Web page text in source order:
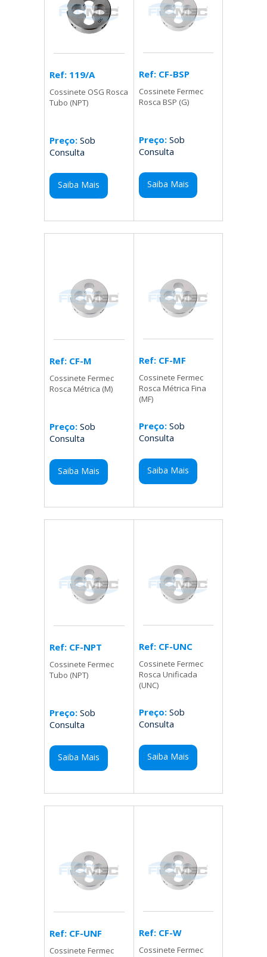
Ref: 119/A
Cossinete OSG Rosca
Tubo (NPT)
Preço: Sob
Consulta
Saiba Mais
Ref: CF-BSP
Cossinete Fermec
Rosca BSP (G)
Preço:Sob
Consulta
Saiba Mais
Ref: CF-M
Cossinete Fermec
Rosca Métrica (M)
Preço: Sob
Consulta
Saiba Mais
Ref: CF-MF
Cossinete Fermec
Rosca Métrica Fina
(MF)
Preço:Sob
Consulta
Saiba Mais
Ref: CF-NPT
Cossinete Fermec
Tubo (NPT)
Preço: Sob
Consulta
Saiba Mais
Ref: CF-UNC
Cossinete Fermec
Rosca Unificada
(UNC)
Preço:Sob
Consulta
Saiba Mais
Ref: CF-UNF
Cossinete Fermec
Ref: CF-W
Cossinete Fermec